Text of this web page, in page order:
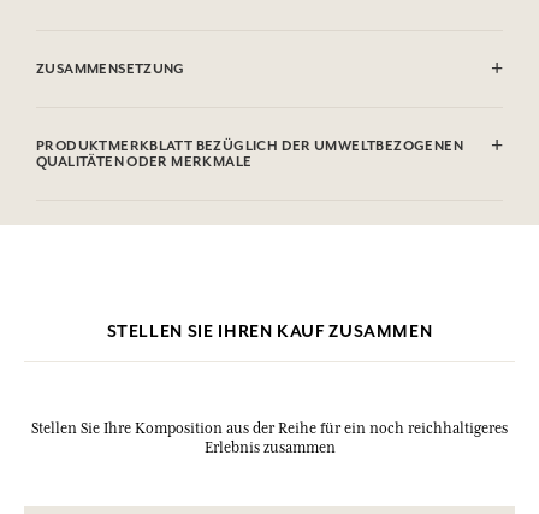
ZUSAMMENSETZUNG
Limonene, Linalool, Alpha-Isomethyl Ionone, Coumarin,
Citronellol, Citral, Geraniol, Farnesol. Diese Liste kann Änderungen
PRODUKTMERKBLATT BEZÜGLICH DER UMWELTBEZOGENEN
QUALITÄTEN ODER MERKMALE
STELLEN SIE IHREN KAUF ZUSAMMEN
Stellen Sie Ihre Komposition aus der Reihe für ein noch reichhaltigeres
Erlebnis zusammen